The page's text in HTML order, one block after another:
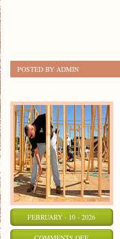
POSTED BY ADMIN
FEBRUARY - 10 - 2026
ON